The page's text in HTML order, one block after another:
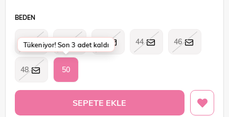
BEDEN
38 40 42 44 46
48 50
Tükeniyor! Son 3 adet kaldı